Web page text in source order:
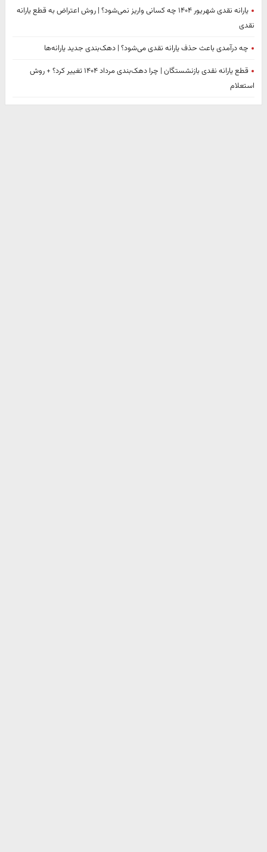
یارانه نقدی شهریور ۱۴۰۴ چه کسانی واریز نمی‌شود؟ | روش اعتراض به قطع یارانه
نقدی
چه درآمدی باعث حذف یارانه نقدی می‌شود؟ | دهک‌بندی جدید یارانه‌ها
قطع یارانه نقدی بازنشستگان | چرا دهک‌بندی مرداد ۱۴۰۴ تغییر کرد؟ + روش
استعلام